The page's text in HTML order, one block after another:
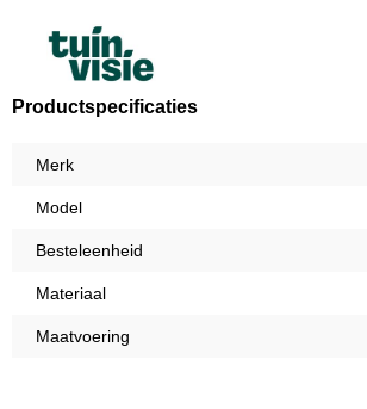
Productspecificaties
Merk
Model
Besteleenheid
Materiaal
Maatvoering